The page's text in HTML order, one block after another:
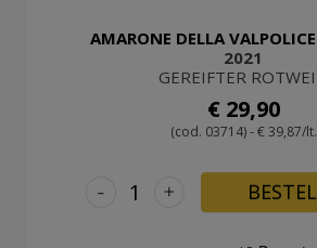
AMARONE DELLA
2021
GEREIFTER
€ 29,90
(cod. 03714) - € 39,87/lt.
+
-